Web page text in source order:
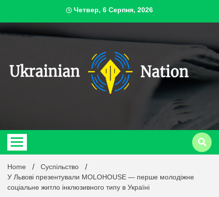
content
Четвер, 6 Серпня, 2026
Home
Суспільство
У Львові презентували MOLOHOUSE — перше молодіжне
соціальне житло інклюзивного типу в Україні